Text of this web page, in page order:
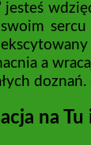
a
na Tu